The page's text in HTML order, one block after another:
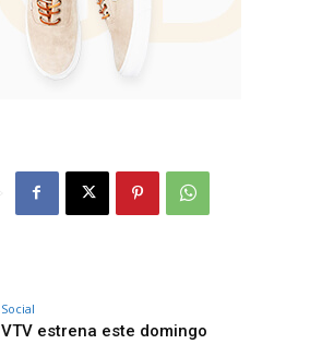
Social
VTV estrena este domingo